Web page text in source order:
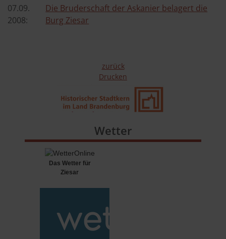
07.​09.​
2008:
Die Bruderschaft der Askanier belagert die
Burg Ziesar
zurück
Drucken
Wetter
Das Wetter für
Ziesar